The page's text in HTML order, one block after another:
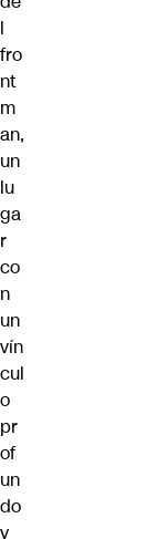
l
fro
nt
m
an,
un
lu
ga
r
co
n
un
vín
cul
o
pr
of
un
do
y